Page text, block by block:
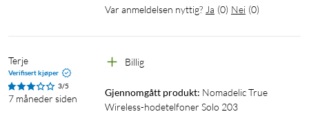
Trådløs frekvens: 2402–2480 MHz
Sendeeffekt: 20 mW (maks)
Rekkevidde: opptil 10 m
Var anmeldelsen nyttig? Ja (0) Nei (0)
Terje
Verifisert kjøper
3/5
7 måneder siden
Billig
Gjennomgått produkt: Nomadelic True
Wireless-hodetelfoner Solo 203